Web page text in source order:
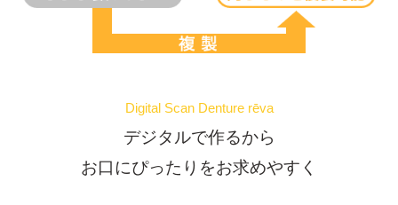
Digital Scan Denture rēva
デジタルで作るから
お口にぴったりをお求めやすく